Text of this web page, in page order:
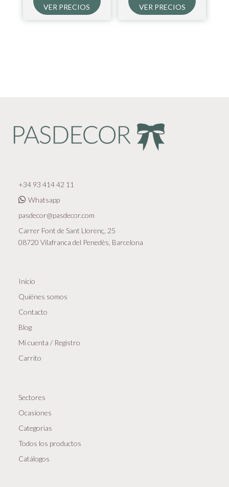
VER PRECIOS
VER PRECIOS
+34 93 414 42 11
Whatsapp
pasdecor@pasdecor.com
Carrer Font de Sant Llorenç, 25
08720 Vilafranca del Penedès, Barcelona
Inicio
Quiénes somos
Contacto
Blog
Mi cuenta / Registro
Carrito
Sectores
Ocasiones
Categorias
Todos los productos
Catálogos